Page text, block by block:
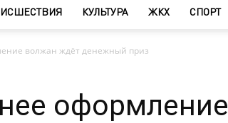
КУЛЬТУРА ЖКХ СПОРТ
волжан ждёт денежный приз
оформление